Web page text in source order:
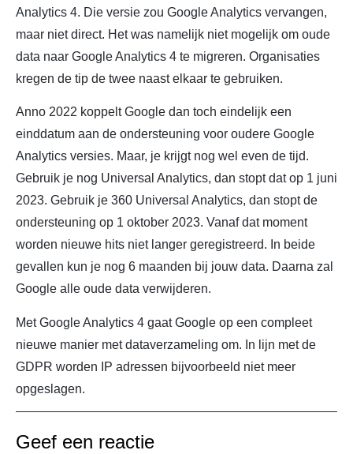
Analytics 4. Die versie zou Google Analytics vervangen,
maar niet direct. Het was namelijk niet mogelijk om oude
data naar Google Analytics 4 te migreren. Organisaties
kregen de tip de twee naast elkaar te gebruiken.
Anno 2022 koppelt Google dan toch eindelijk een
einddatum aan de ondersteuning voor oudere Google
Analytics versies. Maar, je krijgt nog wel even de tijd.
Gebruik je nog Universal Analytics, dan stopt dat op 1 juni
2023. Gebruik je 360 Universal Analytics, dan stopt de
ondersteuning op 1 oktober 2023. Vanaf dat moment
worden nieuwe hits niet langer geregistreerd. In beide
gevallen kun je nog 6 maanden bij jouw data. Daarna zal
Google alle oude data verwijderen.
Met Google Analytics 4 gaat Google op een compleet
nieuwe manier met dataverzameling om. In lijn met de
GDPR worden IP adressen bijvoorbeeld niet meer
opgeslagen.
Geef een reactie